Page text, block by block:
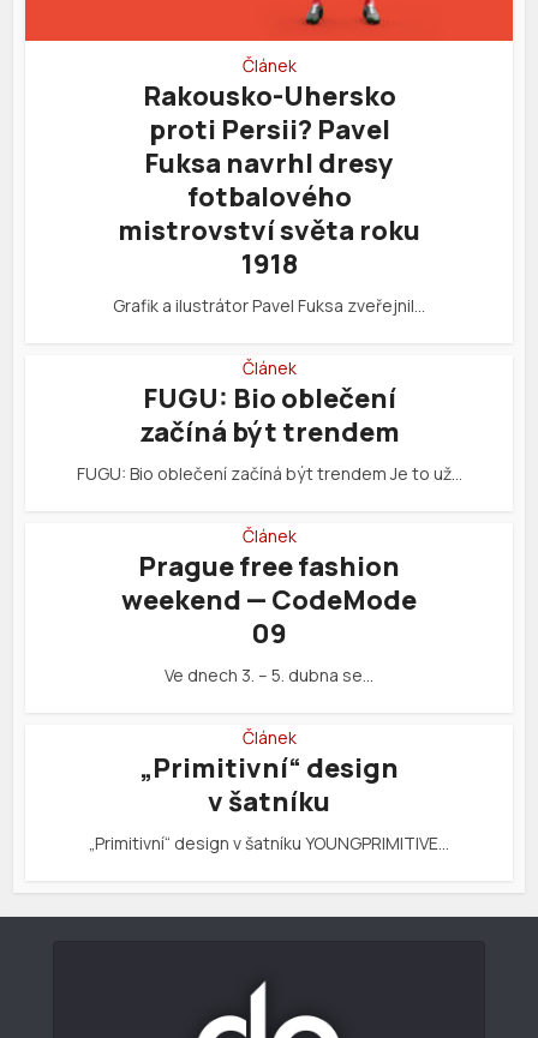
Článek
Rakousko-Uhersko
proti Persii? Pavel
Fuksa navrhl dresy
fotbalového
mistrovství světa roku
1918
Grafik a ilustrátor Pavel Fuksa zveřejnil…
Článek
FUGU: Bio oblečení
začíná být trendem
FUGU: Bio oblečení začíná být trendem Je to už…
Článek
Prague free fashion
weekend — CodeMode
09
Ve dnech 3. – 5. dubna se…
Článek
„Primitivní“ design
v šatníku
„Primitivní“ design v šatníku YOUNGPRIMITIVE…